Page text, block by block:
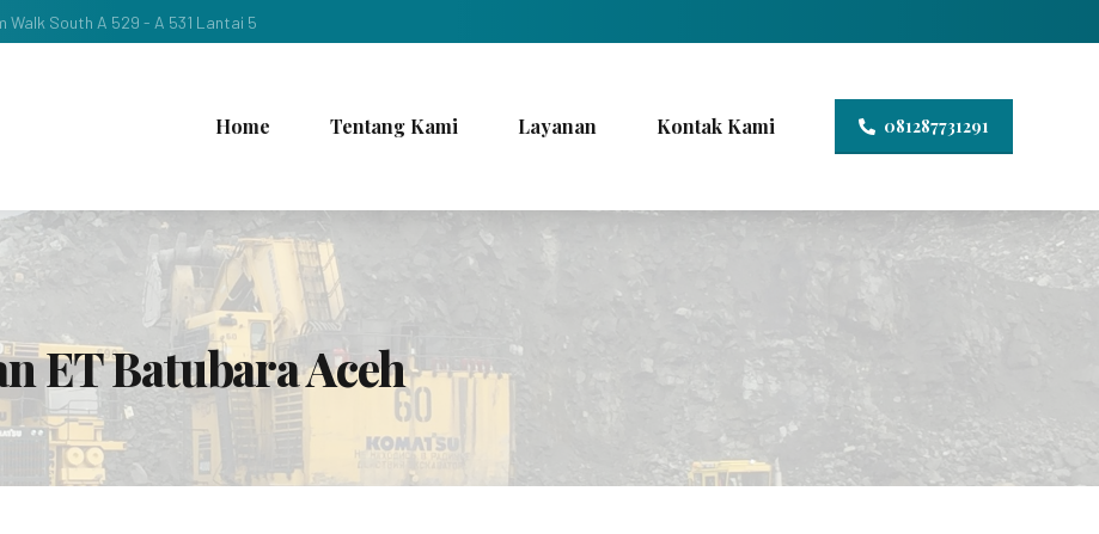
Walk South A 529 - A 531 Lantai 5
081287731291
Home Tentang Kami Layanan Kontak Kami
ET Batubara Aceh